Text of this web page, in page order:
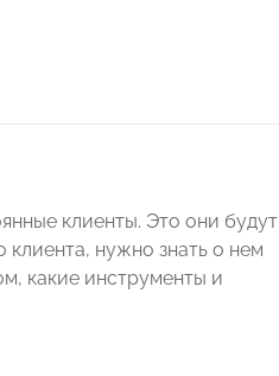
клиенты. Это они будут
клиента, нужно знать о нем
какие инструменты и